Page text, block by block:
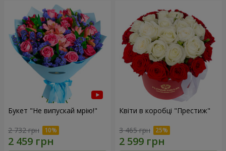
Букет "Не випускай мрію!"
2 732 грн
Квіти в коробці "Престиж"
3 465 грн